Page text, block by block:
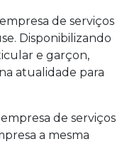
empresa de serviços
Disponibilizando
e garçon,
atualidade para
empresa de serviços
a mesma